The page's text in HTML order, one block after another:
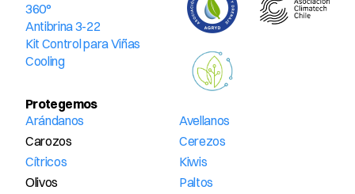
360°
Antibrina 3-22
Kit Control para Viñas
Cooling
Protegemos
Arándanos
Avellanos
Carozos
Cerezos
Cítricos
Kiwis
Olivos
Paltos